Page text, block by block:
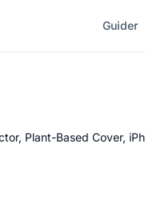
Guider
Plant-Based Cover,